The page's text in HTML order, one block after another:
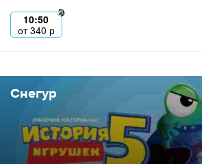
10:50
от340 р
Снегур